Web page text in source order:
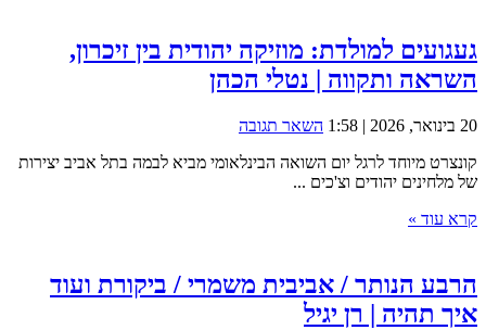
געגועים למולדת: מוזיקה יהודית בין זיכרון,
השראה ותקווה | נטלי הכהן
20 בינואר, 2026 | 1:58
השאר תגובה
קונצרט מיוחד לרגל יום השואה הבינלאומי מביא לבמה בתל אביב יצירות
של מלחינים יהודים וצ'כים ...
קרא עוד »
הרבע הנותר / אביבית משמרי / ביקורת ועוד
איך תהיה | רן יגיל